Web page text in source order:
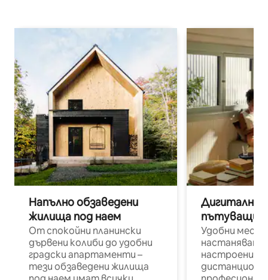
Напълно обзаведени
жилища под наем
От спокойни планински
дървени колиби до удобни
градски апартаменти –
тези обзаведени жилища
Дигитални
пътуващи
Удобни
настаняване
настроени и